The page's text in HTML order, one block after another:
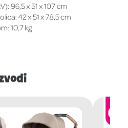
96,5 x 51 x 107 cm
42 x 51 x 78,5 cm
10,7 kg